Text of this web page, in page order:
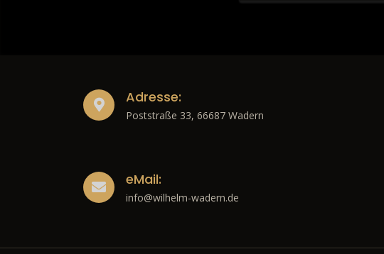
Adresse:
Poststraße 33, 66687 Wadern
eMail:
info@wilhelm-wadern.de